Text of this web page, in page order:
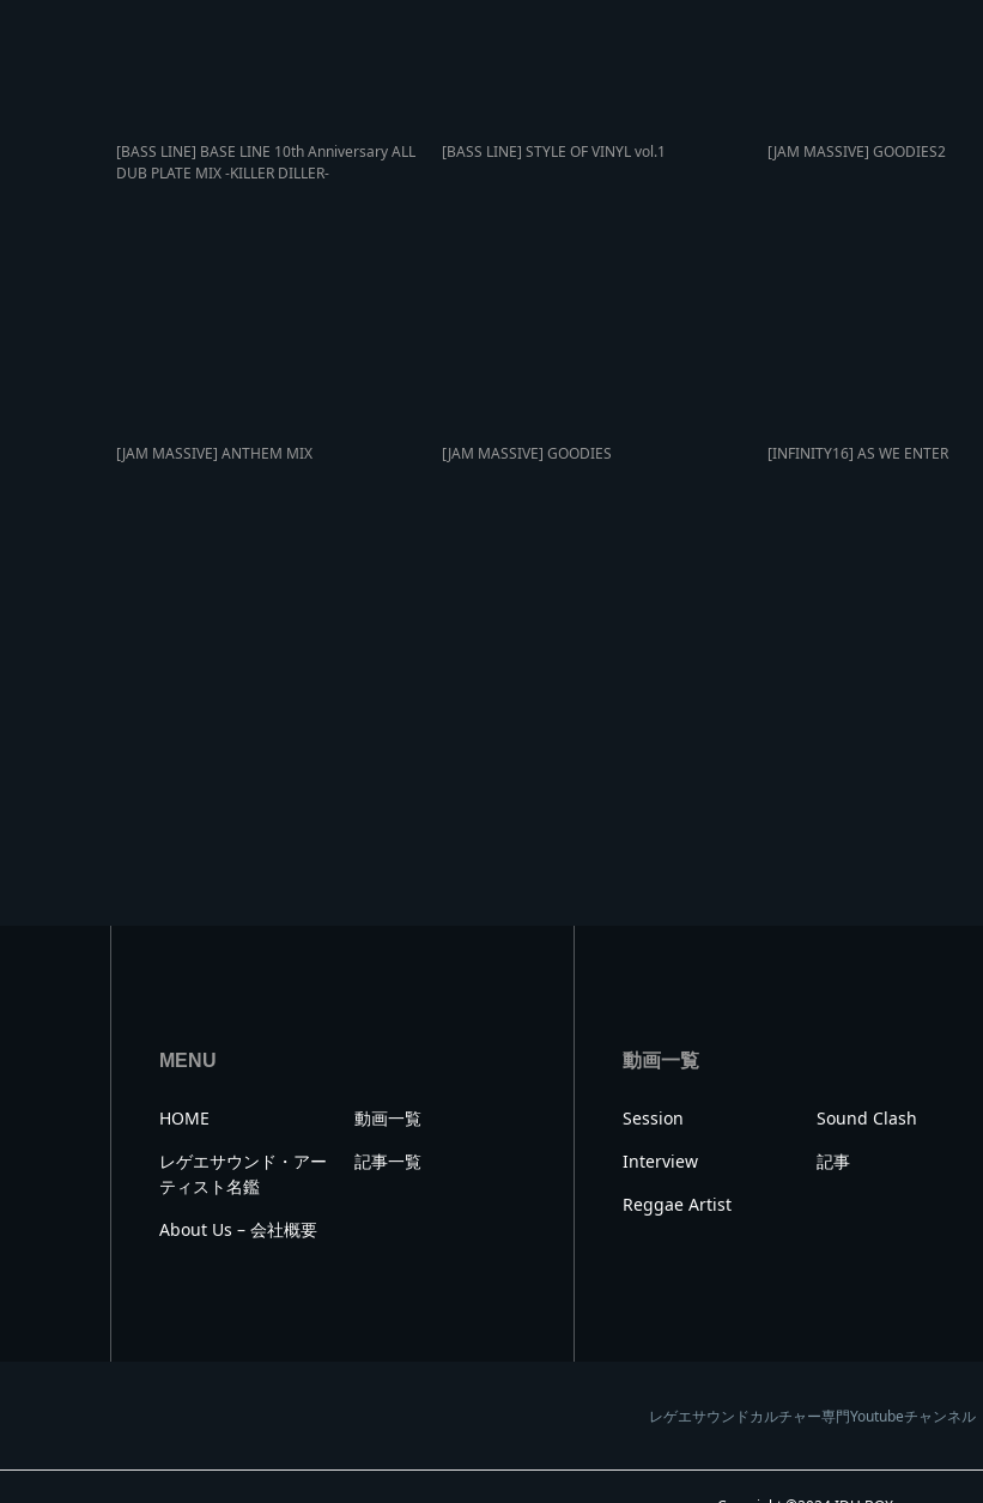
[BASS LINE] BASE LINE 10th Anniversary ALL
DUB PLATE MIX -KILLER DILLER-
[BASS LINE] STYLE OF VINYL vol.1 [JAM MASSIVE] GOODIES2
[JAM MASSIVE] ANTHEM MIX [JAM MASSIVE] GOODIES [INFINITY16] AS WE ENTER
MENU
HOME
動画一覧
レゲエサウンド・アー
ティスト名鑑
記事一覧
About Us – 会社概要
動画一覧
Session
Sound Clash
Interview
記事
Reggae Artist
レゲエサウンドカルチャー専門Youtubeチャンネル